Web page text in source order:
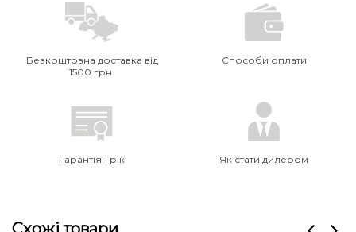
Безкоштовна доставка від
1500 грн.
Способи оплати
Гарантія 1 рік Як стати дилером